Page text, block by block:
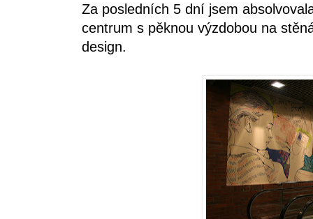
Za posledních 5 dní jsem
centrum s pěknou výzdobou na
design.